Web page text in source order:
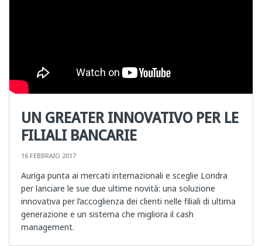
UN GREATER INNOVATIVO PER LE
FILIALI BANCARIE
16 FEBBRAIO 2017
Auriga punta ai mercati internazionali e sceglie Londra
per lanciare le sue due ultime novità: una soluzione
innovativa per l’accoglienza dei clienti nelle filiali di ultima
generazione e un sistema che migliora il cash
management.